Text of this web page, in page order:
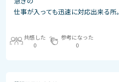
仕事が入っても迅速に対応出来る所。
共感した
0
参考になった
0